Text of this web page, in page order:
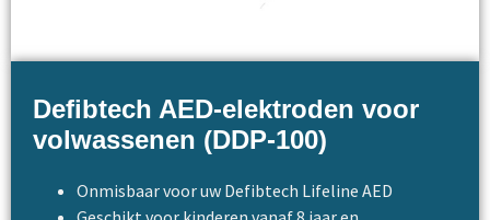
Defibtech AED-elektroden voor
volwassenen (DDP-100)
Onmisbaar voor uw Defibtech Lifeline AED